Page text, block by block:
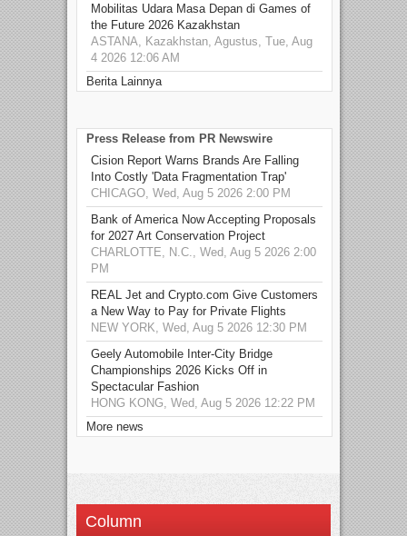
Mobilitas Udara Masa Depan di Games of
the Future 2026 Kazakhstan
ASTANA, Kazakhstan, Agustus, Tue, Aug
4 2026 12:06 AM
Berita Lainnya
Press Release from PR Newswire
Cision Report Warns Brands Are Falling
Into Costly 'Data Fragmentation Trap'
CHICAGO, Wed, Aug 5 2026 2:00 PM
Bank of America Now Accepting Proposals
for 2027 Art Conservation Project
CHARLOTTE, N.C., Wed, Aug 5 2026 2:00
PM
REAL Jet and Crypto.com Give Customers
a New Way to Pay for Private Flights
NEW YORK, Wed, Aug 5 2026 12:30 PM
Geely Automobile Inter-City Bridge
Championships 2026 Kicks Off in
Spectacular Fashion
HONG KONG, Wed, Aug 5 2026 12:22 PM
More news
Column